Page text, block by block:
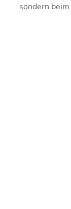
sondern